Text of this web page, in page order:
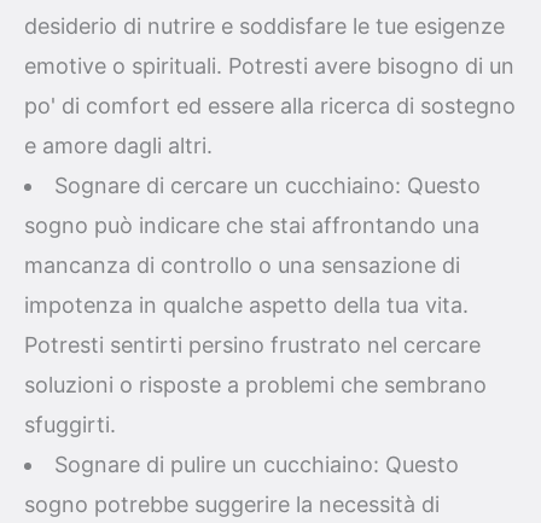
desiderio di nutrire e soddisfare le tue esigenze
emotive o spirituali. Potresti avere bisogno di un
po' di comfort ed essere alla ricerca di sostegno
e amore dagli altri.
Sognare di cercare un cucchiaino: Questo
sogno può indicare che stai affrontando una
mancanza di controllo o una sensazione di
impotenza in qualche aspetto della tua vita.
Potresti sentirti persino frustrato nel cercare
soluzioni o risposte a problemi che sembrano
sfuggirti.
Sognare di pulire un cucchiaino: Questo
sogno potrebbe suggerire la necessità di